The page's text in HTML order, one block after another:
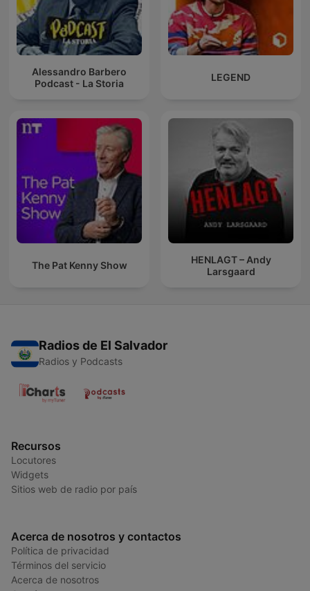
Alessandro Barbero
Podcast - La Storia
LEGEND
The Pat Kenny Show
HENLAGT – Andy
Larsgaard
Radios de El Salvador
Radios y Podcasts
Recursos
Locutores
Widgets
Sitios web de radio por país
Acerca de nosotros y contactos
Política de privacidad
Términos del servicio
Acerca de nosotros